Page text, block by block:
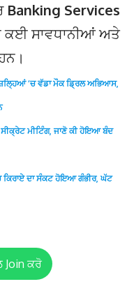
Banking Services
ਕਈ ਸਾਵਧਾਨੀਆਂ ਅਤੇ
‘ਚ ਵੱਡਾ ਮੌਕ ਡ੍ਰਿਲ ਅਭਿਆਸ,
ਮੀਟਿੰਗ, ਜਾਣੋ ਕੀ ਹੋਇਆ ਬੰਦ
ਦਾ ਸੰਕਟ ਹੋਇਆ ਗੰਭੀਰ, ਘੱਟ
Join ਕਰੋ